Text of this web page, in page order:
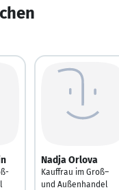
Nadja Orlova
Kauffrau im Groß–
und Außenhandel